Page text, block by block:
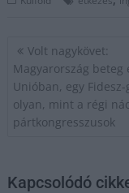
Bejegyzés
navigáció
Volt nagykövet:
Magyarország beteg
Unióban, egy Fidesz-
olyan, mint a régi
pártkongresszusok
Kapcsolódó